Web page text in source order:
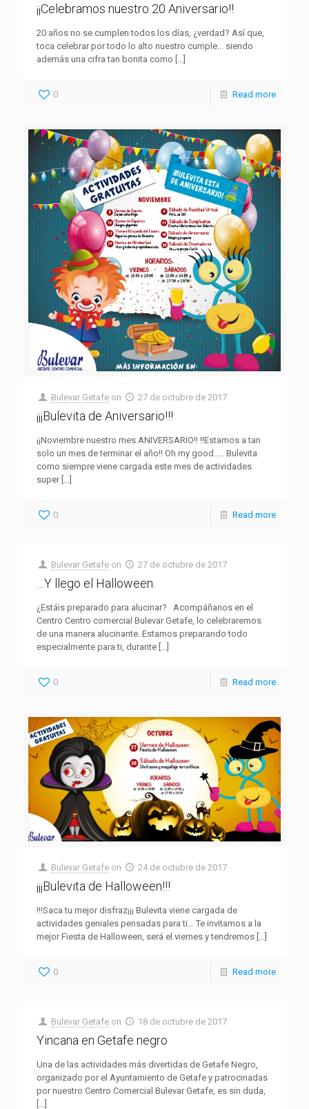
¡¡Celebramos nuestro 20 Aniversario!!
20 años no se cumplen todos los días, ¿verdad? Así que,
toca celebrar por todo lo alto nuestro cumple… siendo
además una cifra tan bonita como […]
0 Read more
Bulevar Getafe on 27 de octubre de 2017
¡¡¡Bulevita de Aniversario!!!
¡¡Noviembre nuestro mes ANIVERSARIO!! !!Estamos a tan
solo un mes de terminar el año!! Oh my good….. Bulevita
como siempre viene cargada este mes de actividades
super[…]
0 Read more
Bulevar Getafe on 27 de octubre de 2017
…Y llego el Halloween.
¿Estáis preparado para alucinar? Acompáñanos en el
Centro Centro comercial Bulevar Getafe, lo celebraremos
de una manera alucinante. Estamos preparando todo
especialmente para ti, durante
0 Read more
Bulevar Getafe on 24 de octubre de 2017
¡¡¡Bulevita de Halloween!!!
!!!Saca tu mejor disfraz¡¡¡ Bulevita viene cargada de
actividades geniales pensadas para ti… Te invitamos a la
mejor Fiesta de Halloween, será el viernes y tendremos […]
0 Read more
Bulevar Getafe on 18 de octubre de 2017
Yincana en Getafe negro
Una de las actividades más divertidas de Getafe Negro,
organizado por el Ayuntamiento de Getafe y patrocinadas
por nuestro Centro Comercial Bulevar Getafe, es sin duda,
[…]